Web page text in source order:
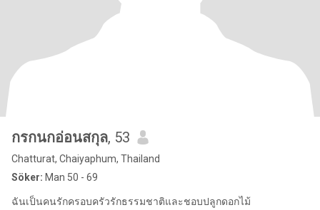
กรกนกอ่อนสกุล, 53
Chatturat, Chaiyaphum, Thailand
Söker: Man 50 - 69
ฉันเป็นคนรักครอบครัวรักธรรมชาติและชอบปลูกดอกไม้